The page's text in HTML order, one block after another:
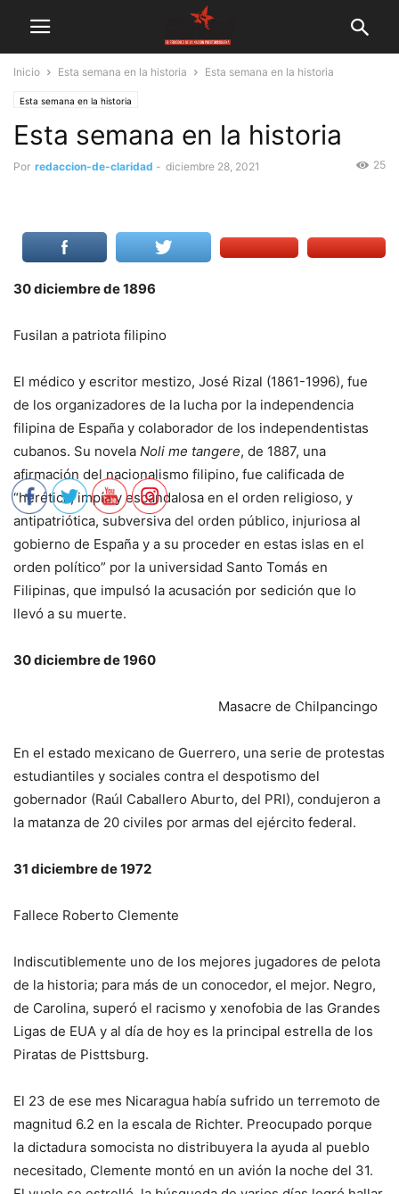
Inicio Esta semana en la historia Esta semana en la historia
Esta semana en la historia
Esta semana en la historia
Por redaccion-de-claridad - diciembre 28, 2021 25
30 diciembre de 1896
Fusilan a patriota filipino
El médico y escritor mestizo, José Rizal (1861-1996), fue
de los organizadores de la lucha por la independencia
filipina de España y colaborador de los independentistas
cubanos. Su novela Noli me tangere, de 1887, una
afirmación del nacionalismo filipino, fue calificada de
“herética, impía y escandalosa en el orden religioso, y
antipatriótica, subversiva del orden público, injuriosa al
gobierno de España y a su proceder en estas islas en el
orden político” por la universidad Santo Tomás en
Filipinas, que impulsó la acusación por sedición que lo
llevó a su muerte.
30 diciembre de 1960
Masacre de Chilpancingo
En el estado mexicano de Guerrero, una serie de protestas
estudiantiles y sociales contra el despotismo del
gobernador (Raúl Caballero Aburto, del PRI), condujeron a
la matanza de 20 civiles por armas del ejército federal.
31 diciembre de 1972
Fallece Roberto Clemente
Indiscutiblemente uno de los mejores jugadores de pelota
de la historia; para más de un conocedor, el mejor. Negro,
de Carolina, superó el racismo y xenofobia de las Grandes
Ligas de EUA y al día de hoy es la principal estrella de los
Piratas de Pisttsburg.
El 23 de ese mes Nicaragua había sufrido un terremoto de
magnitud 6.2 en la escala de Richter. Preocupado porque
la dictadura somocista no distribuyera la ayuda al pueblo
necesitado, Clemente montó en un avión la noche del 31.